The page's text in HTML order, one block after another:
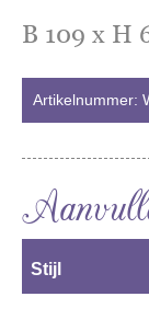
B 109 x H
Artikelnummer:
Stijl